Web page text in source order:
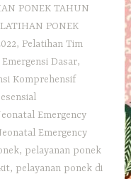
PONEK TAHUN
PONEK
, Pelatihan Tim
Dasar,
Komprehensif
Emergency
Emergency
, pelayanan ponek
, pelayanan ponek di